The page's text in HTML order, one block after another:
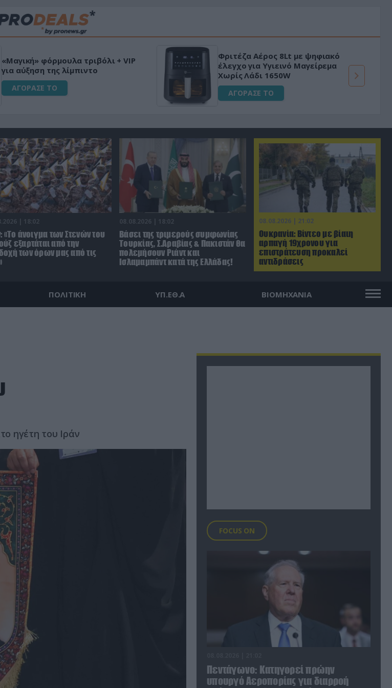
«Μαγική» φόρμουλα τριβόλι + VIP
για αύξηση της λίμπιντο
ΑΓΟΡΑΣΕ ΤΟ
Φριτέζα Αέρος 8Lt με ψηφιακό
έλεγχο για Υγιεινό Μαγείρεμα
Χωρίς Λάδι 1650W
ΑΓΟΡΑΣΕ ΤΟ
08.08.2026 | 21:02
Ουκρανία: Βίντεο με βίαιη
αρπαγή 19χρονου για
επιστράτευση προκαλεί
αντιδράσεις
| 18:02
«Το άνοιγμα των Στενών του
εξαρτάται από την
των όρων μας από τις
08.08.2026 | 18:02
Βάσει της τριμερούς συμφωνίας
Τουρκίας, Σ.Αραβίας & Πακιστάν θα
πολεμήσουν Ριάντ και
Ισλαμαμπάντ κατά της Ελλάδας!
ΠΟΛΙΤΙΚΗ ΥΠ.ΕΘ.Α ΒΙΟΜΗΧΑΝΙΑ
ηγέτη του Ιράν
FOCUS ON
Πεντάγωνο: Κατηγορεί πρώην
υπουργό Αεροπορίας για διαρροή